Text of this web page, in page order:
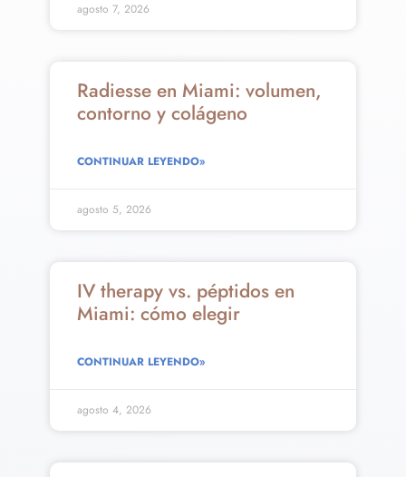
agosto 7, 2026
Radiesse en Miami: volumen,
contorno y colágeno
CONTINUAR LEYENDO»
agosto 5, 2026
IV therapy vs. péptidos en
Miami: cómo elegir
CONTINUAR LEYENDO»
agosto 4, 2026